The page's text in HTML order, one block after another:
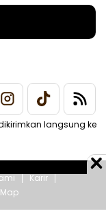
langsung ke
Karir